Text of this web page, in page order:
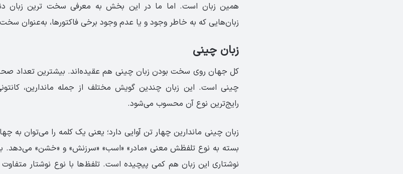
زبان‌هایی که به خاطر وجود و یا عدم وجود برخی فاکتورها، به‌عنوان
زبان چینی
کل جهان روی سخت بودن زبان چینی هم عقیده‌اند. بیشترین تعداد
چینی است. این زبان چندین گویش مختلف از جمله ماندارین،
رایج‌ترین نوع آن محسوب می‌شود.
بسته به نوع تلفظش معنی «مادر» «اسب» «سرزنش» و «خشن»
نوشتاری این زبان هم کمی پیچیده است. تلفظ‌ها با نوع نوشتار